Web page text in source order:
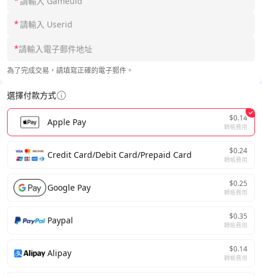
*
*
為了完成交易，請填寫正確的電子郵件。
選擇付款方式
Apple Pay $0.14
轉帳費用
Credit Card/Debit Card/Prepaid Card $0.24
轉帳費用
Google Pay $0.25
轉帳費用
Paypal $0.35
轉帳費用
Alipay $0.14
轉帳費用